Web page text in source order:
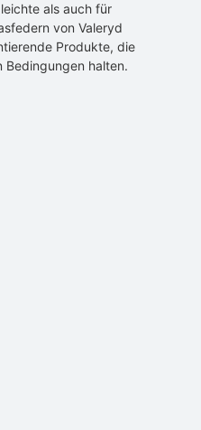
als auch für
von Valeryd
Produkte, die
Bedingungen halten.